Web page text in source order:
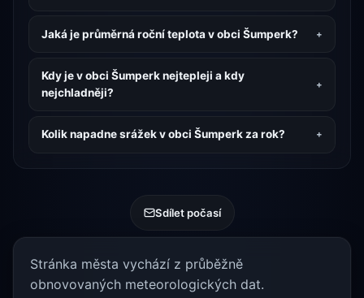
Jaká je průměrná roční teplota v obci Šumperk?
Kdy je v obci Šumperk nejtepleji a kdy
nejchladněji?
Kolik napadne srážek v obci Šumperk za rok?
Sdílet počasí
Stránka města vychází z průběžně
obnovovaných meteorologických dat.